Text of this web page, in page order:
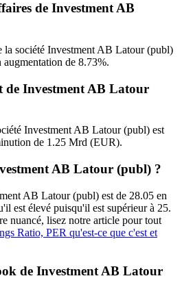
de Investment AB
la société Investment AB Latour (publ)
de 8.73%.
de Investment AB Latour
Investment AB Latour (publ) est
de 1.25 Mrd (EUR).
AB Latour (publ) ?
AB Latour (publ) est de 28.05 en
est élevé puisqu'il est supérieur à 25.
nuancé, lisez notre article pour tout
Ratio, PER qu'est-ce que c'est et
de Investment AB Latour